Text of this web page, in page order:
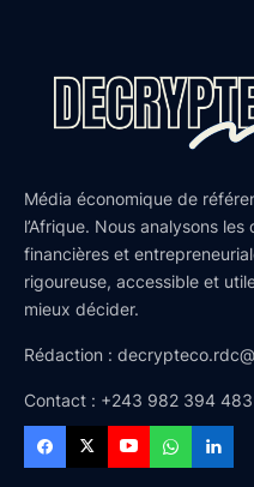
Média économique de
l’Afrique. Nous analysons
financières et
rigoureuse, accessible et
mieux décider.
Rédaction :
Contact : +243 982 394 483